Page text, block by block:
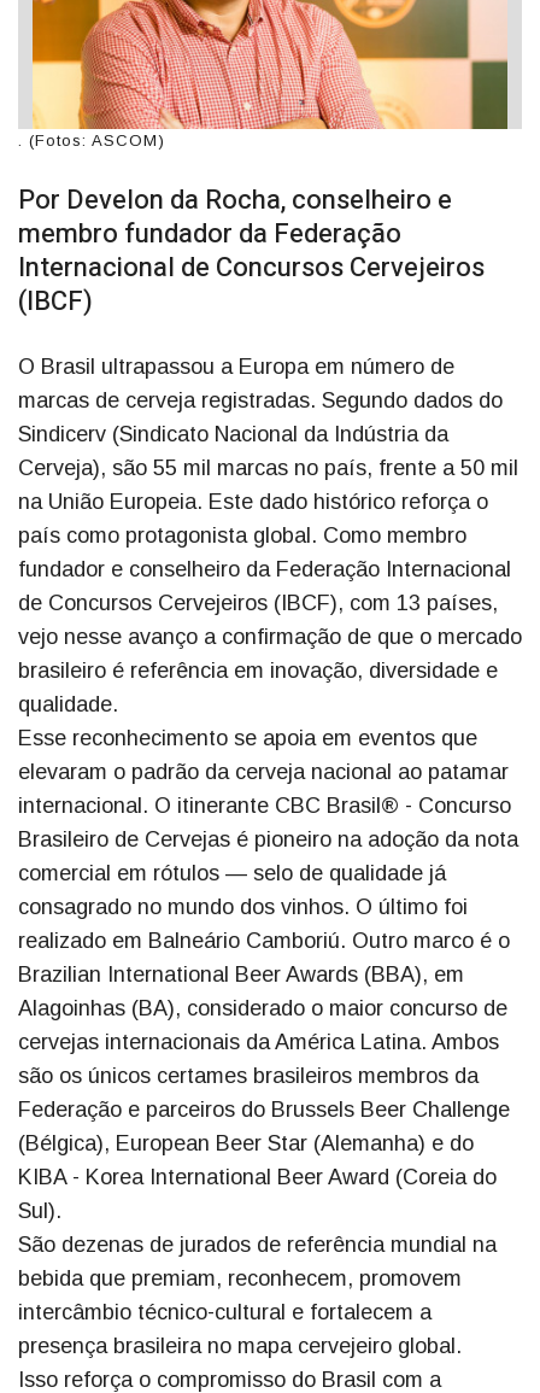
. (Fotos: ASCOM)
Por Develon da Rocha, conselheiro e
membro fundador da Federação
Internacional de Concursos Cervejeiros
(IBCF)
O Brasil ultrapassou a Europa em número de
marcas de cerveja registradas. Segundo dados do
Sindicerv (Sindicato Nacional da Indústria da
Cerveja), são 55 mil marcas no país, frente a 50 mil
na União Europeia. Este dado histórico reforça o
país como protagonista global. Como membro
fundador e conselheiro da Federação Internacional
de Concursos Cervejeiros (IBCF), com 13 países,
vejo nesse avanço a confirmação de que o mercado
brasileiro é referência em inovação, diversidade e
qualidade.
Esse reconhecimento se apoia em eventos que
elevaram o padrão da cerveja nacional ao patamar
internacional. O itinerante CBC Brasil® - Concurso
Brasileiro de Cervejas é pioneiro na adoção da nota
comercial em rótulos — selo de qualidade já
consagrado no mundo dos vinhos. O último foi
realizado em Balneário Camboriú. Outro marco é o
Brazilian International Beer Awards (BBA), em
Alagoinhas (BA), considerado o maior concurso de
cervejas internacionais da América Latina. Ambos
são os únicos certames brasileiros membros da
Federação e parceiros do Brussels Beer Challenge
(Bélgica), European Beer Star (Alemanha) e do
KIBA - Korea International Beer Award (Coreia do
Sul).
São dezenas de jurados de referência mundial na
bebida que premiam, reconhecem, promovem
intercâmbio técnico-cultural e fortalecem a
presença brasileira no mapa cervejeiro global.
Isso reforça o compromisso do Brasil com a